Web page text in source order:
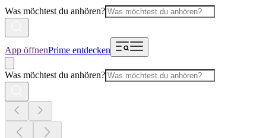
Was möchtest du anhören?
App öffnenPrime entdecken
Was möchtest du anhören?